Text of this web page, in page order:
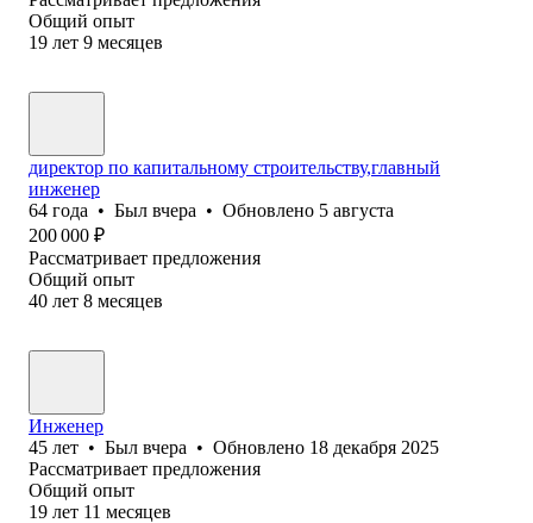
Общий опыт
19 лет 9 месяцев
директор по капитальному строительству,главный
инженер
64 года • Был вчера • Обновлено 5 августа
200 000 ₽
Рассматривает предложения
Общий опыт
40 лет 8 месяцев
Инженер
45 лет • Был вчера • Обновлено 18 декабря 2025
Рассматривает предложения
Общий опыт
19 лет 11 месяцев